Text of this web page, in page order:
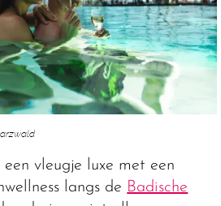
vleugje luxe met een
langs de Badische